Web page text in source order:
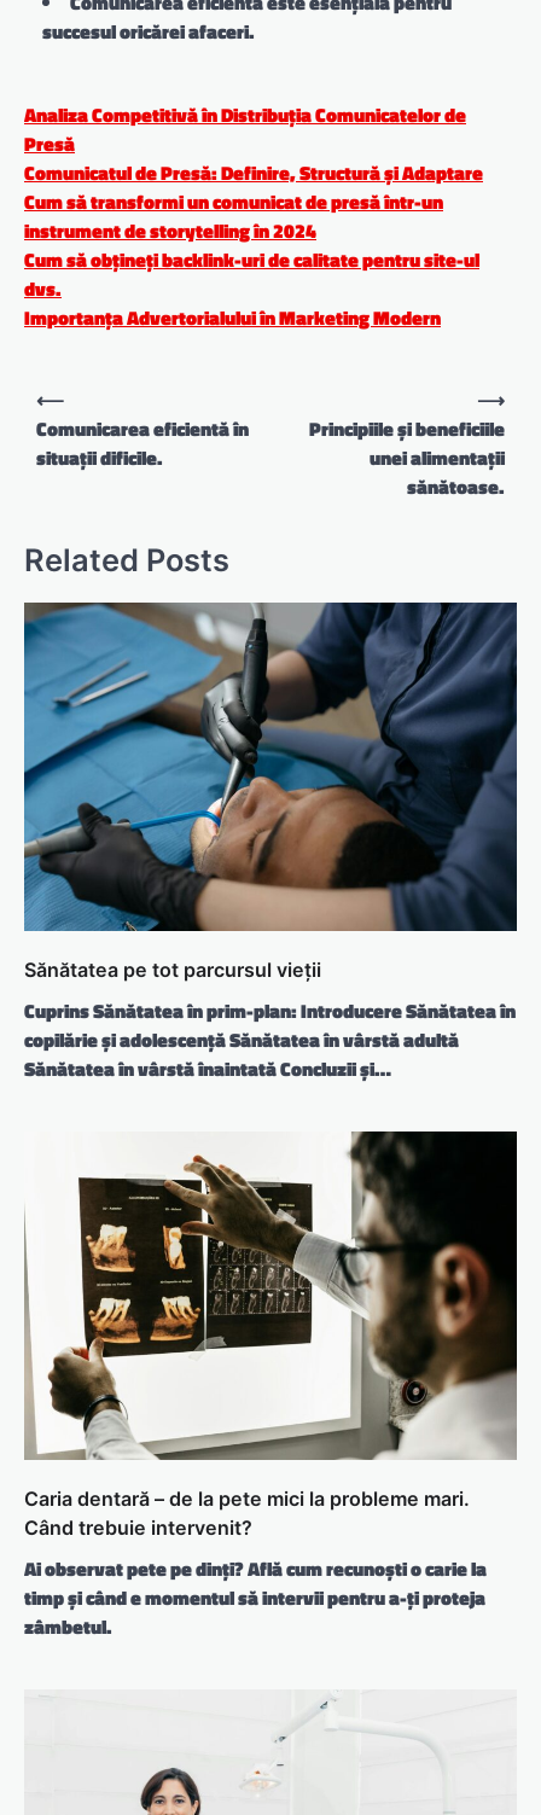
succesul oricărei afaceri.
Analiza Competitivă în Distribuția Comunicatelor de
Presă
Comunicatul de Presă: Definire, Structură și Adaptare
Cum să transformi un comunicat de presă într-un
instrument de storytelling în 2024
Cum să obțineți backlink-uri de calitate pentru site-ul
dvs.
Importanța Advertorialului în Marketing Modern
Navigare
în
articole
⟵
Comunicarea eficientă în
situații dificile.
Principiile și beneficiile
unei alimentații
sănătoase.
⟶
Related Posts
Sănătatea pe tot parcursul vieții
Cuprins Sănătatea în prim-plan: Introducere Sănătatea în
copilărie și adolescență Sănătatea în vârstă adultă
Sănătatea în vârstă înaintată Concluzii și…
Caria dentară – de la pete mici la probleme mari.
Când trebuie intervenit?
Ai observat pete pe dinți? Află cum recunoști o carie la
timp și când e momentul să intervii pentru a-ți proteja
zâmbetul.